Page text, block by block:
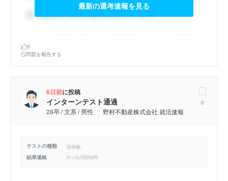
最新の選考速報を見る
0
問題を報告する
6日前に投稿
インターンテスト通過
28卒 / 文系 / 男性 野村不動産株式会社 就活速報
0
テストの種類
結果連絡